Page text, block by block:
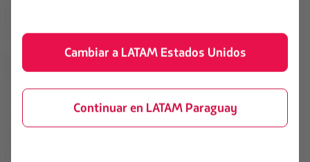
excepto Brasil, Europa, Estados Unidos y Paraguay.
El LATAM Lounge de Buenos Aires está disponible para:
de LATAM.
● Socios LATAM Pass canjeando millas
● Categorías del programa de viajero frecuente LATAM
Cambiar a LATAM Estados Unidos
Continuar en LATAM Paraguay